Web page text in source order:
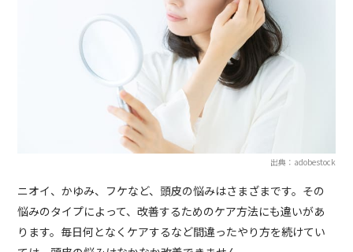
出典：adobestock
ニオイ、かゆみ、フケなど、頭皮の悩みはさまざまです。その
悩みのタイプによって、改善するためのケア方法にも違いがあ
ります。毎日何となくケアするなど間違ったやり方を続けてい